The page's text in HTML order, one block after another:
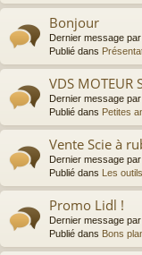
Bonjour
Dernier message par
Publié dans
VDS MOTEUR
Dernier message par
Publié dans Petites
Vente Scie à
Dernier message par
Publié dans Les
Promo Lidl !
Dernier message par
Publié dans Bons